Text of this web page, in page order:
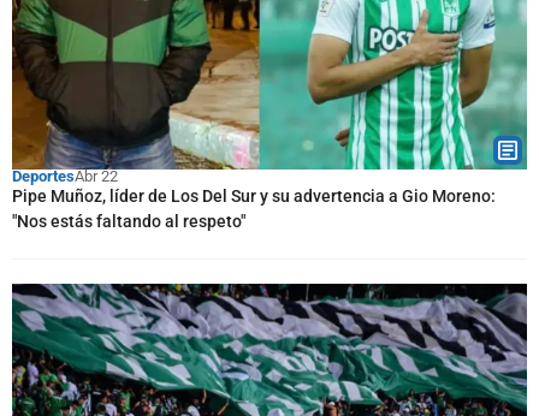
DeportesAbr 22
Pipe Muñoz, líder de Los Del Sur y su advertencia a Gio Moreno:
"Nos estás faltando al respeto"